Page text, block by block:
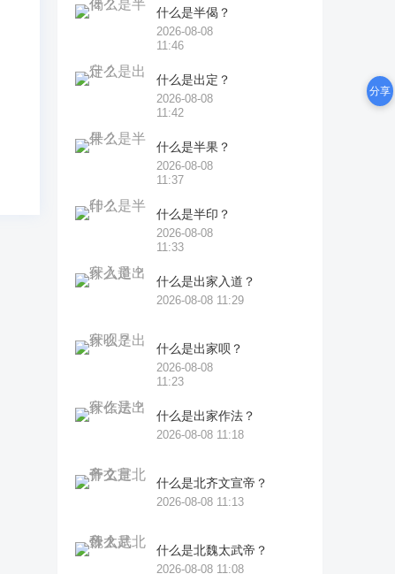
什么是半偈？
2026-08-08
11:46
什么是出定？
2026-08-08
11:42
什么是半果？
2026-08-08
11:37
什么是半印？
2026-08-08
11:33
什么是出家入道？
2026-08-08 11:29
什么是出家呗？
2026-08-08
11:23
什么是出家作法？
2026-08-08 11:18
什么是北齐文宣帝？
2026-08-08 11:13
什么是北魏太武帝？
2026-08-08 11:08
分享